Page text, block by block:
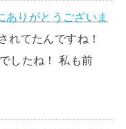
ありがとうございま
れてたんですね！
したね！ 私も前